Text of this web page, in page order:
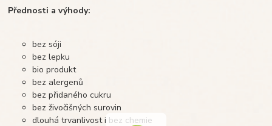
Přednosti a výhody:
bez sóji
bez lepku
bio produkt
bez alergenů
bez přidaného cukru
bez živočišných surovin
dlouhá trvanlivost i bez chemie